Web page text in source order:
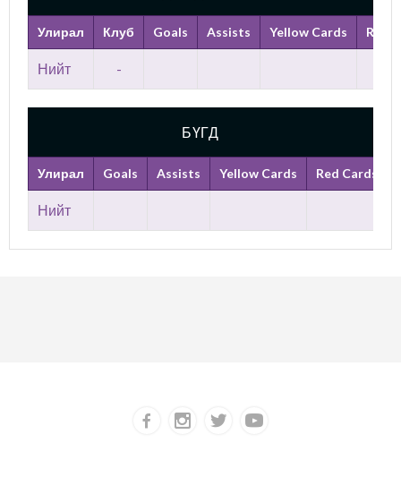
Улирал Клуб Goals Assists Yellow Cards Red
Нийт -
БҮГД
Улирал Goals Assists Yellow Cards Red Cards
Нийт